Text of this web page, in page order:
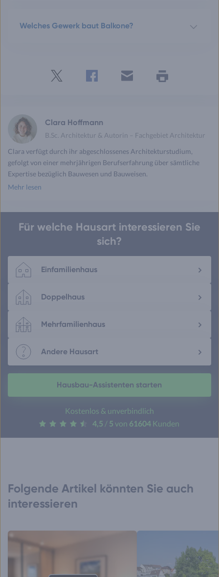
Welches Gewerk baut Balkone?
Clara Hoffmann
B.Sc. Architektur & Autorin – Fachgebiet Architektur
Clara verfügt durch ihr abgeschlossenes Architekturstudium,
gefolgt von einer mehrjährigen Berufserfahrung über sämtliche
Expertise bezüglich Bauwesen und Bauweisen.
Mehr lesen
Für welche Hausart interessieren Sie
sich?
Einfamilienhaus
Doppelhaus
Mehrfamilienhaus
Andere Hausart
Hausbau-Assistenten starten
Kostenlos & unverbindlich
4,5 / 5 von 61604 Kunden
Folgende Artikel könnten Sie auch
interessieren